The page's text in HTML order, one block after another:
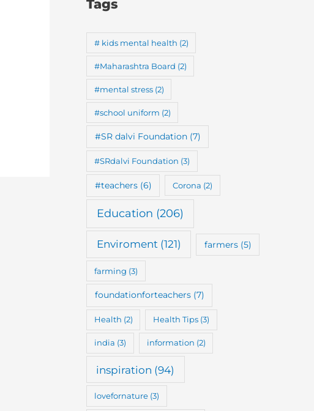
Tags
# kids mental health (2)
#Maharashtra Board (2)
#mental stress(2)
#school uniform (2)
#SR dalvi Foundation(7)
#SRdalvi Foundation (3)
#teachers(6) Corona (2)
Education (206)
Enviroment(121) farmers(5)
farming (3)
foundationforteachers(7)
Health (2) Health Tips (3)
india (3) information (2)
inspiration (94)
lovefornature(3)